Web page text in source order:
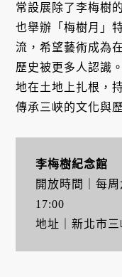
常設展除了李梅樹
也舉辦「梅樹月」
流，希望藝術成為
歷史被更多人認識
地在土地上扎根，
傳承三峽的文化與
李梅樹紀念館
開放時間｜每
17:00
地址｜新北市